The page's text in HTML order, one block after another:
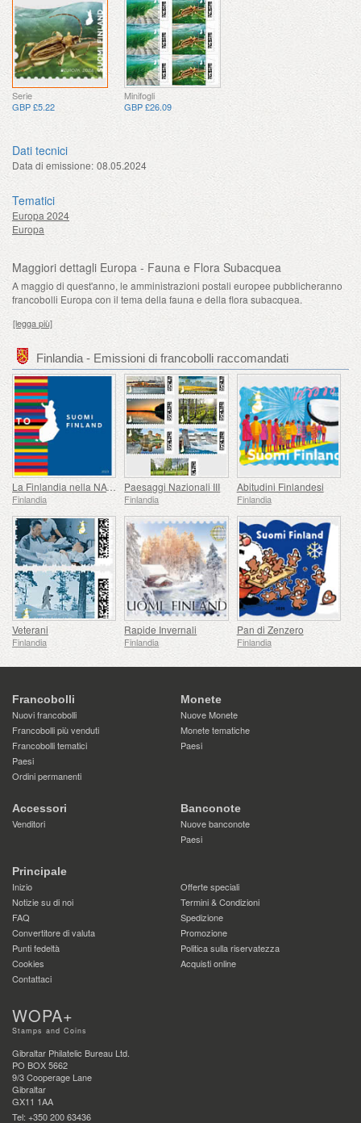
Serie
GBP £5.22
Minifogli
GBP £26.09
Dati tecnici
Data di emissione: 08.05.2024
Tematici
Europa 2024
Europa
Maggiori dettagli Europa - Fauna e Flora Subacquea
A maggio di quest'anno, le amministrazioni postali europee pubblicheranno
francobolli Europa con il tema della fauna e della flora subacquea.
[legga più]
Finlandia - Emissioni di francobolli raccomandati
La Finlandia nella NATO
Finlandia
Paesaggi Nazionali III
Finlandia
Abitudini Finlandesi
Finlandia
Veterani
Finlandia
Rapide Invernali
Finlandia
Pan di Zenzero
Finlandia
Francobolli
Nuovi francobolli
Francobolli più venduti
Francobolli tematici
Paesi
Ordini permanenti
Monete
Nuove Monete
Monete tematiche
Paesi
Accessori
Venditori
Banconote
Nuove banconote
Paesi
Principale
Inizio
Offerte speciali
Notizie su di noi
Termini & Condizioni
FAQ
Spedizione
Convertitore di valuta
Promozione
Punti fedeltà
Politica sulla riservatezza
Cookies
Acquisti online
Contattaci
WOPA+
Stamps and Coins
Gibraltar Philatelic Bureau Ltd.
PO BOX 5662
9/3 Cooperage Lane
Gibraltar
GX11 1AA
Tel: +350 200 63436